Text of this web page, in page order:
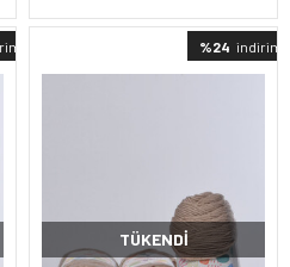
%24 indirimli
TÜKENDI